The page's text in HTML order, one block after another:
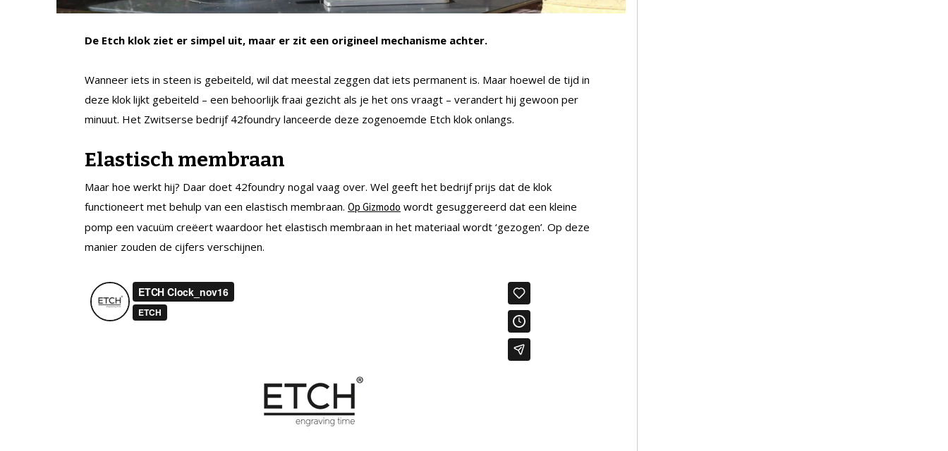
De Etch klok ziet er simpel uit, maar er zit een origineel mechanisme achter.
Wanneer iets in steen is gebeiteld, wil dat meestal zeggen dat iets permanent is. Maar hoewel de tijd in
deze klok lijkt gebeiteld – een behoorlijk fraai gezicht als je het ons vraagt – verandert hij gewoon per
minuut. Het Zwitserse bedrijf 42foundry lanceerde deze zogenoemde Etch klok onlangs.
Elastisch membraan
Maar hoe werkt hij? Daar doet 42foundry nogal vaag over. Wel geeft het bedrijf prijs dat de klok
functioneert met behulp van een elastisch membraan. Op Gizmodo wordt gesuggereerd dat een kleine
pomp een vacuüm creëert waardoor het elastisch membraan in het materiaal wordt ‘gezogen’. Op deze
manier zouden de cijfers verschijnen.